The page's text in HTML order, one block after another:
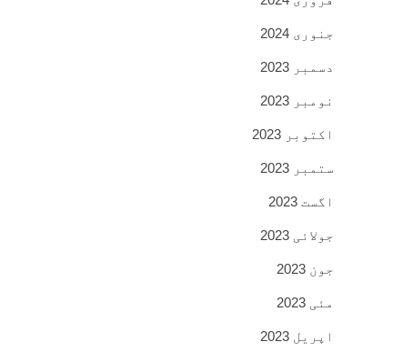
جنوری 2024
دسمبر 2023
نومبر 2023
اکتوبر 2023
ستمبر 2023
اگست 2023
جولائی 2023
جون 2023
مئی 2023
اپریل 2023